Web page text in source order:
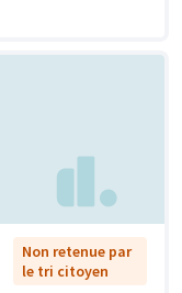
Non retenue par
le tri citoyen